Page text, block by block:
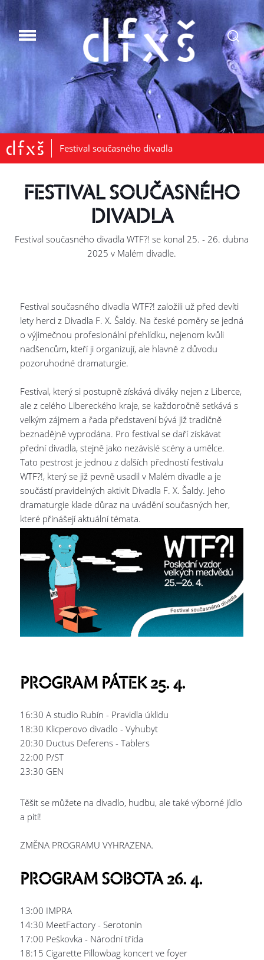
.
Festival současného divadla
FESTIVAL SOUČASNÉHO
DIVADLA
Festival současného divadla WTF?! se konal 25. - 26. dubna
2025 v Malém divadle.
Festival současného divadla WTF?! založili už před devíti
lety herci z Divadla F. X. Šaldy. Na české poměry se jedná
o výjimečnou profesionální přehlídku, nejenom kvůli
nadšencům, kteří ji organizují, ale hlavně z důvodu
pozoruhodné dramaturgie.
Festival, který si postupně získává diváky nejen z Liberce,
ale z celého Libereckého kraje, se každoročně setkává s
velkým zájmem a řada představení bývá již tradičně
beznadějně vyprodána. Pro festival se daří získávat
přední divadla, stejně jako nezávislé scény a umělce.
Tato pestrost je jednou z dalších předností festivalu
WTF?!, který se již pevně usadil v Malém divadle a je
součástí pravidelných aktivit Divadla F. X. Šaldy. Jeho
dramaturgie klade důraz na uvádění současných her,
které přinášejí aktuální témata.
PROGRAM PÁTEK 25. 4.
16:30 A studio Rubín - Pravidla úklidu
18:30 Klicperovo divadlo - Vyhubyt
20:30 Ductus Deferens - Tablers
22:00 P/ST
23:30 GEN
Těšit se můžete na divadlo, hudbu, ale také výborné jídlo
a pití!
ZMĚNA PROGRAMU VYHRAZENA.
PROGRAM SOBOTA 26. 4.
13:00 IMPRA
14:30 MeetFactory - Serotonin
17:00 Peškovka - Národní třída
18:15 Cigarette Pillowbag koncert ve foyer